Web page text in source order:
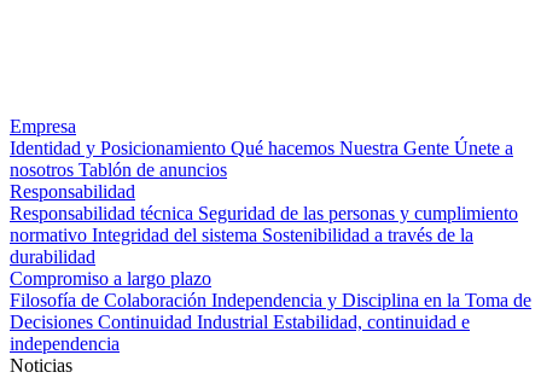
Empresa
Identidad y Posicionamiento Qué hacemos Nuestra Gente Únete a
nosotros Tablón de anuncios
Responsabilidad
Responsabilidad técnica Seguridad de las personas y cumplimiento
normativo Integridad del sistema Sostenibilidad a través de la
durabilidad
Compromiso a largo plazo
Filosofía de Colaboración Independencia y Disciplina en la Toma de
Decisiones Continuidad Industrial Estabilidad, continuidad e
independencia
Noticias